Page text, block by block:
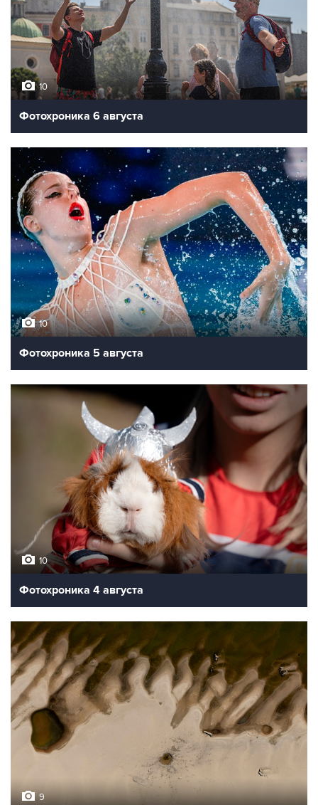
10
Фотохроника 6 августа
10
Фотохроника 5 августа
10
Фотохроника 4 августа
9